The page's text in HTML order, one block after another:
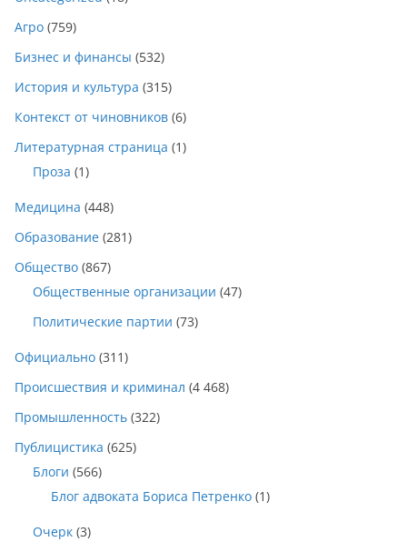
Агро (759)
Бизнес и финансы (532)
История и культура (315)
Контекст от чиновников (6)
Литературная страница (1)
Проза (1)
Медицина (448)
Образование (281)
Общество (867)
Общественные организации (47)
Политические партии (73)
Официально (311)
Происшествия и криминал (4 468)
Промышленность (322)
Публицистика (625)
Блоги (566)
Блог адвоката Бориса Петренко (1)
Очерк (3)